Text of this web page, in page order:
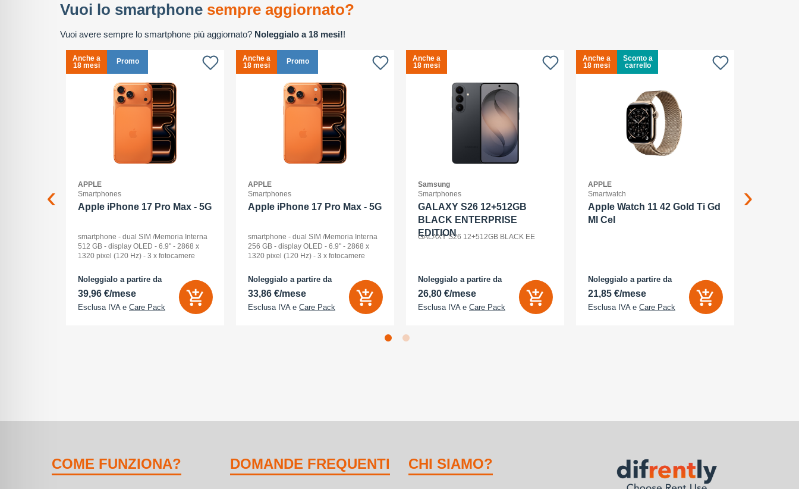
Vuoi lo smartphone sempre aggiornato?
Vuoi avere sempre lo smartphone più aggiornato? Noleggialo a 18 mesi!!
Anche a
18 mesi
Promo
APPLE
Smartphones
Apple iPhone 17 Pro Max - 5G
smartphone - dual SIM /Memoria Interna
512 GB - display OLED - 6.9" - 2868 x
1320 pixel (120 Hz) - 3 x fotocamere
camera 18 Megapixel - arancione
cosmico
Noleggialo a partire da
39,96 €/mese
Esclusa IVA e Care Pack
Anche a
18 mesi
Promo
APPLE
Smartphones
Apple iPhone 17 Pro Max - 5G
smartphone - dual SIM /Memoria Interna
256 GB - display OLED - 6.9" - 2868 x
1320 pixel (120 Hz) - 3 x fotocamere
camera 18 Megapixel - arancione
cosmico
Noleggialo a partire da
33,86 €/mese
Esclusa IVA e Care Pack
Anche a
18 mesi
Samsung
Smartphones
GALAXY S26 12+512GB
BLACK ENTERPRISE
EDITION
GALAXY S26 12+512GB BLACK EE
Noleggialo a partire da
26,80 €/mese
Esclusa IVA e Care Pack
Anche a
18 mesi
Sconto a
carrello
APPLE
Smartwatch
Apple Watch 11 42 Gold Ti Gd
Ml Cel
Noleggialo a partire da
21,85 €/mese
Esclusa IVA e Care Pack
COME FUNZIONA? DOMANDE FREQUENTI CHI SIAMO?